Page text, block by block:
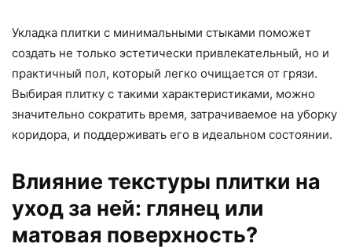
Укладка плитки с минимальными стыками поможет
создать не только эстетически привлекательный, но и
практичный пол, который легко очищается от грязи.
Выбирая плитку с такими характеристиками, можно
значительно сократить время, затрачиваемое на уборку
коридора, и поддерживать его в идеальном состоянии.
Влияние текстуры плитки на
уход за ней: глянец или
матовая поверхность?